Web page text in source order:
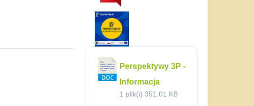
Perspektywy 3P -
Informacja
1 plik(i) 351.01 KB